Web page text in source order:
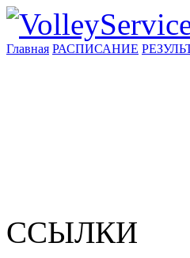
Главная РАСПИСАНИЕ
ССЫЛКИ